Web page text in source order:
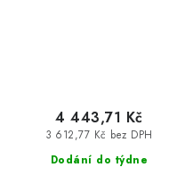
Dodání do týdne
3 612,77 Kč bez DPH
4 443,71 Kč